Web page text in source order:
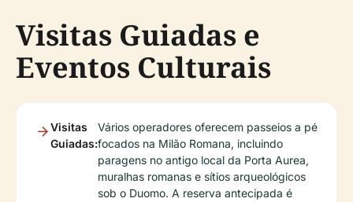
Visitas Guiadas e
Eventos Culturais
Visitas
Guiadas:
Vários operadores oferecem passeios a pé
focados na Milão Romana, incluindo
paragens no antigo local da Porta Aurea,
muralhas romanas e sítios arqueológicos
sob o Duomo. A reserva antecipada é